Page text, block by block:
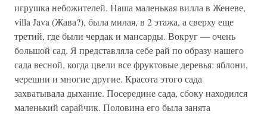
игрушка небожителей. Наша маленькая вилла в Женеве,
villa Java (Жава?), была милая, в 2 этажа, а сверху еще
третий, где были чердак и мансарды. Вокруг — очень
большой сад. Я представляла себе рай по образу нашего
сада весной, когда цвели все фруктовые деревья: яблони,
черешни и многие другие. Красота этого сада
захватывала дыхание. Посередине сада, сбоку находился
маленький сарайчик. Половина его была занята